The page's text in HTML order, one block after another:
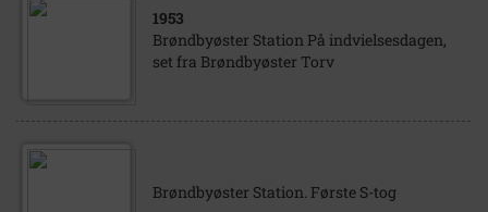
1953
Brøndbyøster Station På indvielsesdagen,
set fra Brøndbyøster Torv
Brøndbyøster Station. Første S-tog